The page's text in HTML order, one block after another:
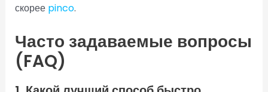
скорее pinco.
Часто задаваемые вопросы
(FAQ)